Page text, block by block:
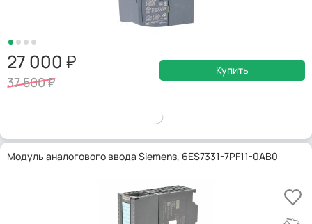
27 000
37 500
Купить
Модуль аналогового ввода Siemens, 6ES7331-7PF11-0AB0